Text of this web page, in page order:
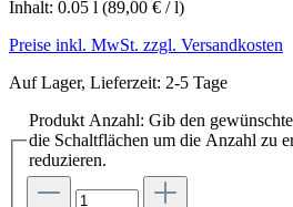
Inhalt: 0.05 l (89,00 € / l)
Preise inkl. MwSt. zzgl. Versandkosten
Auf Lager, Lieferzeit: 2-5 Tage
Produkt Anzahl: Gib den
die Schaltflächen um die Anzahl zu
reduzieren.